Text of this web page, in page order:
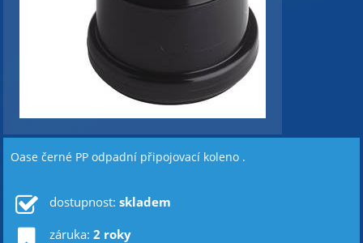
Oase černé PP odpadní připojovací koleno .
dostupnost: skladem
záruka: 2 roky